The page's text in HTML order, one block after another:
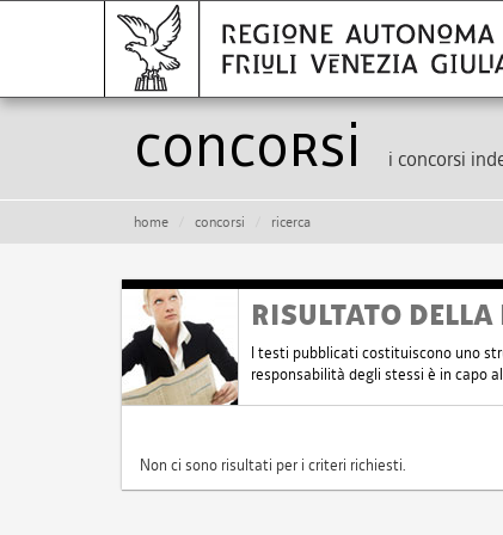
Concorsi i concorsi
home concorsi ricerca
RISULTATO
I testi pubblicati costituiscono uno
responsabilità degli stessi è in capo
Non ci sono risultati per i criteri richiesti.